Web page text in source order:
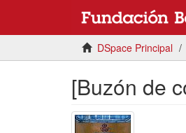
DSpace Principal
[Buzón de